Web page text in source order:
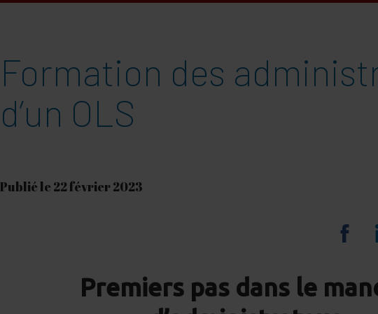
Formation des
d’un OLS
Publié le 22 février 2023
on
Premiers pas dans le